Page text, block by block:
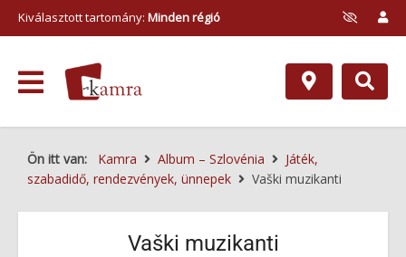
Kiválasztott tartomány: Minden régió
Ön itt van: Kamra Album – Szlovénia
Játék,
szabadidő, rendezvények, ünnepek
Vaški muzikanti
Vaški muzikanti